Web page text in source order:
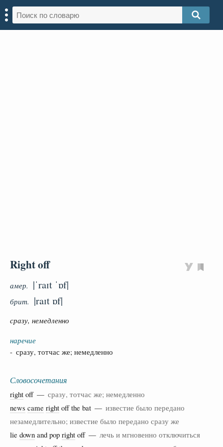
Right off
амер. |ˈraɪt ˈɒf|
брит. |raɪt ɒf|
сразу, немедленно
наречие
- сразу, тотчас же; немедленно
Словосочетания
right off — сразу, тотчас же; немедленно
news came right off the bat — известие было передано
незамедлительно; известие было передано сразу же
lie down and pop right off — лечь и мгновенно отключиться